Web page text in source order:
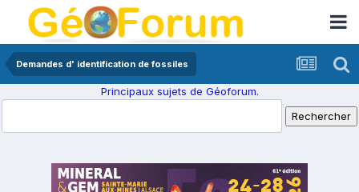
Demandes d' identification de fossiles
Principaux sujets de Géoforum.